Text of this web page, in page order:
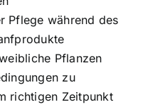
Pflege während des
Pflanzen
zu
richtigen Zeitpunkt